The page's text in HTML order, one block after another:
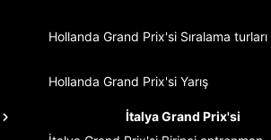
Hollanda Grand Prix'si Sıralama turları
Hollanda Grand Prix'si Yarış
İtalya Grand Prix'si